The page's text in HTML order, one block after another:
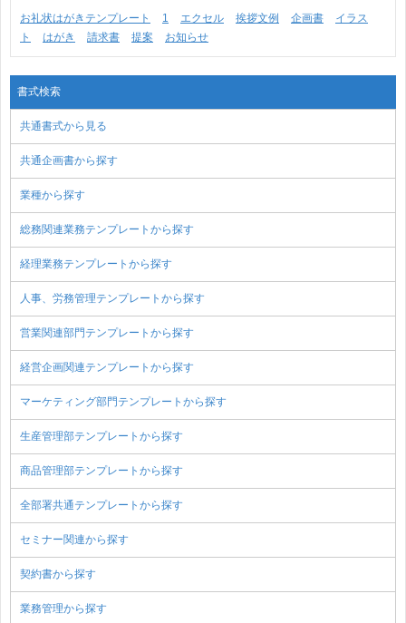
お礼状はがきテンプレート 1 エクセル 挨拶文例 企画書
イラス
ト
はがき 請求書 提案 お知らせ
書式検索
共通書式から見る
共通企画書から探す
業種から探す
総務関連業務テンプレートから探す
経理業務テンプレートから探す
人事、労務管理テンプレートから探す
営業関連部門テンプレートから探す
経営企画関連テンプレートから探す
マーケティング部門テンプレートから探す
生産管理部テンプレートから探す
商品管理部テンプレートから探す
全部署共通テンプレートから探す
セミナー関連から探す
契約書から探す
業務管理から探す